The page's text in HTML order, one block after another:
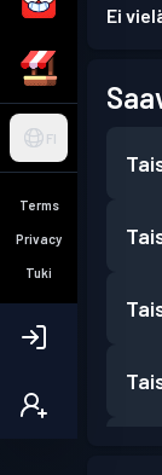
FI
Terms
Privacy
Tuki
Ei